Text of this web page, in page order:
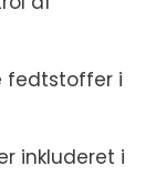
fedtstoffer i
inkluderet i